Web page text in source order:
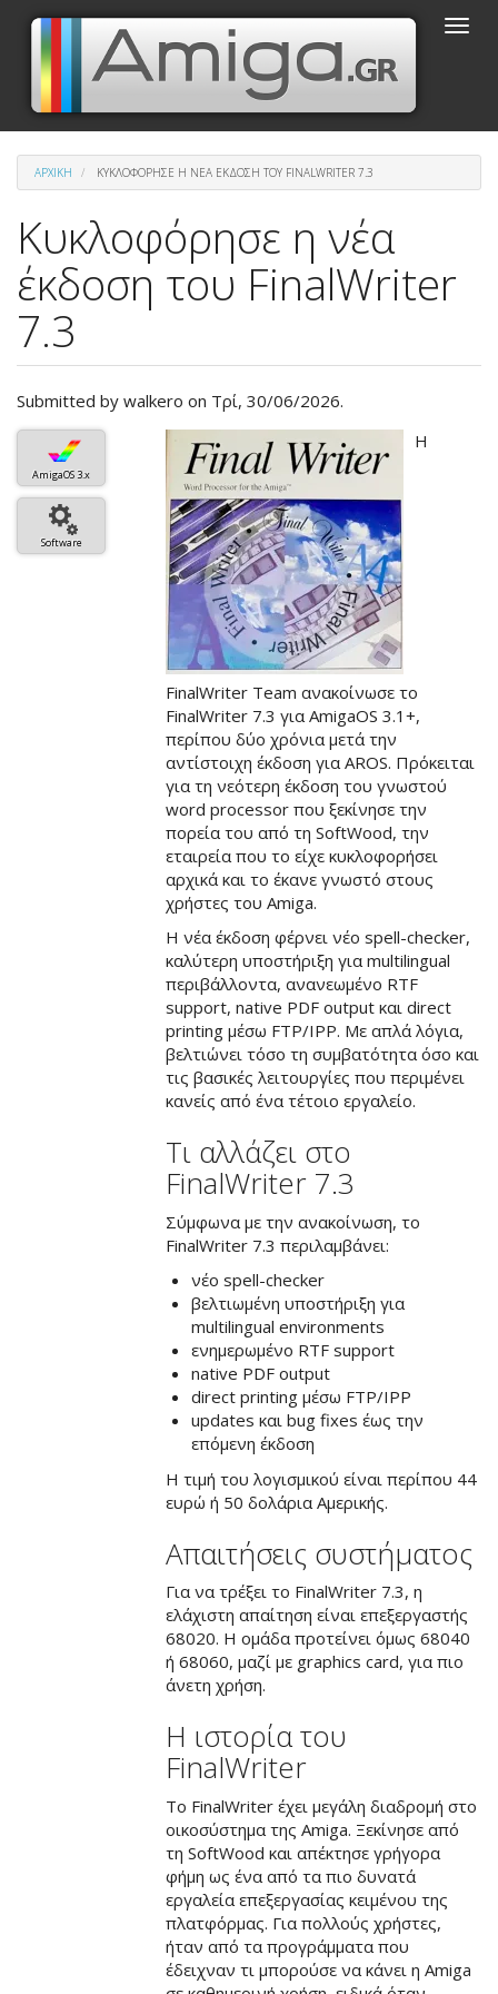
Παράκαμψη
κυρίως
περιεχόμενο
Toggle
ΑΡΧΙΚΉ ΚΥΚΛΟΦΌΡΗΣΕ Η ΝΈΑ ΈΚΔΟΣΗ ΤΟΥ FINALWRITER 7.3
Κυκλοφόρησε η νέα
έκδοση του FinalWriter
7.3
Submitted by walkero on Τρί, 30/06/2026.
AmigaOS 3.x
Software
Βασική
εικόνα
του
άρθρου
Η
FinalWriter Team ανακοίνωσε το
FinalWriter 7.3 για AmigaOS 3.1+,
περίπου δύο χρόνια μετά την
αντίστοιχη έκδοση για AROS. Πρόκειται
για τη νεότερη έκδοση του γνωστού
word processor που ξεκίνησε την
πορεία του από τη SoftWood, την
εταιρεία που το είχε κυκλοφορήσει
αρχικά και το έκανε γνωστό στους
χρήστες του Amiga.
Η νέα έκδοση φέρνει νέο spell-checker,
καλύτερη υποστήριξη για multilingual
περιβάλλοντα, ανανεωμένο RTF
support, native PDF output και direct
printing μέσω FTP/IPP. Με απλά λόγια,
βελτιώνει τόσο τη συμβατότητα όσο και
τις βασικές λειτουργίες που περιμένει
κανείς από ένα τέτοιο εργαλείο.
Τι αλλάζει στο
FinalWriter 7.3
Σύμφωνα με την ανακοίνωση, το
FinalWriter 7.3 περιλαμβάνει:
νέο spell-checker
βελτιωμένη υποστήριξη για
multilingual environments
ενημερωμένο RTF support
native PDF output
direct printing μέσω FTP/IPP
updates και bug fixes έως την
επόμενη έκδοση
Η τιμή του λογισμικού είναι περίπου 44
ευρώ ή 50 δολάρια Αμερικής.
Απαιτήσεις συστήματος
Για να τρέξει το FinalWriter 7.3, η
ελάχιστη απαίτηση είναι επεξεργαστής
68020. Η ομάδα προτείνει όμως 68040
ή 68060, μαζί με graphics card, για πιο
άνετη χρήση.
Η ιστορία του
FinalWriter
Το FinalWriter έχει μεγάλη διαδρομή στο
οικοσύστημα της Amiga. Ξεκίνησε από
τη SoftWood και απέκτησε γρήγορα
φήμη ως ένα από τα πιο δυνατά
εργαλεία επεξεργασίας κειμένου της
πλατφόρμας. Για πολλούς χρήστες,
ήταν από τα προγράμματα που
έδειχναν τι μπορούσε να κάνει η Amiga